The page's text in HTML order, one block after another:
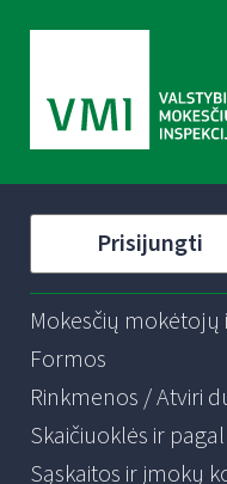
Prisijungti
Mokesčių
Formos
Rinkmenos / Atviri
Skaičiuoklės ir
Sąskaitos ir įmokų